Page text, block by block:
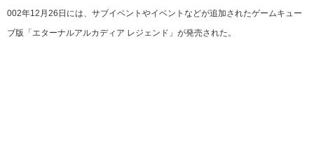
002年12月26日には、サブイベントやイベントなどが追加されたゲームキュー
ブ版「エターナルアルカディア レジェンド」が発売された。